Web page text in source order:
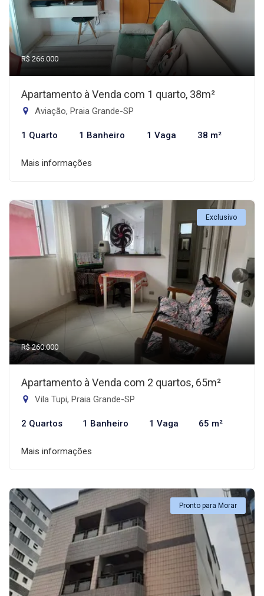
R$ 266.000
Apartamento à Venda com 1 quarto, 38m²
Aviação, Praia Grande-SP
1 Quarto 1 Banheiro 1 Vaga 38 m²
Mais informações
Exclusivo
R$ 260.000
Apartamento à Venda com 2 quartos, 65m²
Vila Tupi, Praia Grande-SP
2 Quartos 1 Banheiro 1 Vaga 65 m²
Mais informações
Pronto para Morar